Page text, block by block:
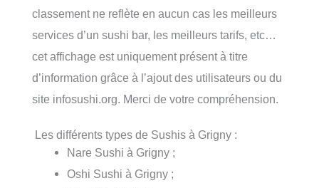
classement ne reflète en aucun cas les meilleurs
services d’un sushi bar, les meilleurs tarifs, etc…
cet affichage est uniquement présent à titre
d’information grâce à l’ajout des utilisateurs ou du
site infosushi.org. Merci de votre compréhension.
Les différents types de Sushis à Grigny :
Nare Sushi à Grigny ;
Oshi Sushi à Grigny ;